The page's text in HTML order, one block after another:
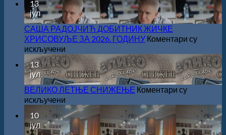
поводом
резултата
конкурса
Министарства
за
суфинансирање
капиталних
издања
српском
језику
13
јул
САША РАДОЈЧИЋ ДОБИТНИК ЖИЧКЕ
ХРИСОВУЉЕ ЗА 2026. ГОДИНУ Коментари су
искључени
САША
РАДОЈЧИЋ
ДОБИТНИК
ЖИЧКЕ
ЗА
2026.
ГОДИНУ
13
јул
ВЕЛИКО ЛЕТЊЕ СНИЖЕЊЕ Коментари су
искључени
ВЕЛИКО
ЛЕТЊЕ
СНИЖЕЊЕ
10
јул